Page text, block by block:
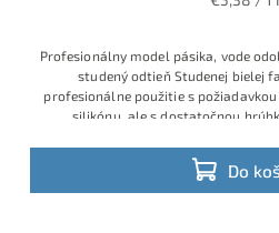
Do
Profesionálny model pásika, vode
studený odtieň Studenej bielej
profesionálne použitie s
silikónu, ale s dostatočnou